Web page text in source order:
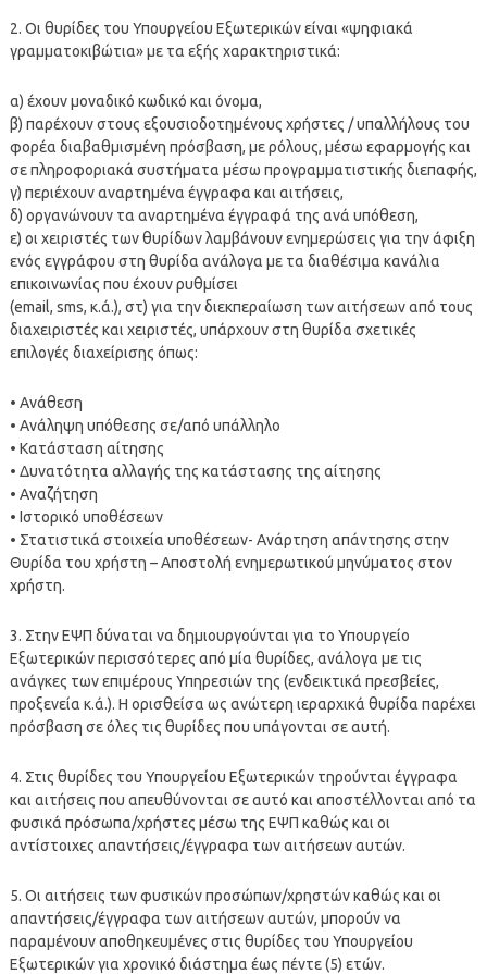
2. Οι θυρίδες του Υπουργείου Εξωτερικών είναι «ψηφιακά
γραμματοκιβώτια» με τα εξής χαρακτηριστικά:
α) έχουν μοναδικό κωδικό και όνομα,
β) παρέχουν στους εξουσιοδοτημένους χρήστες / υπαλλήλους του
φορέα διαβαθμισμένη πρόσβαση, με ρόλους, μέσω εφαρμογής και
σε πληροφοριακά συστήματα μέσω προγραμματιστικής διεπαφής,
γ) περιέχουν αναρτημένα έγγραφα και αιτήσεις,
δ) οργανώνουν τα αναρτημένα έγγραφά της ανά υπόθεση,
ε) οι χειριστές των θυρίδων λαμβάνουν ενημερώσεις για την άφιξη
ενός εγγράφου στη θυρίδα ανάλογα με τα διαθέσιμα κανάλια
επικοινωνίας που έχουν ρυθμίσει
(email, sms, κ.ά.), στ) για την διεκπεραίωση των αιτήσεων από τους
διαχειριστές και χειριστές, υπάρχουν στη θυρίδα σχετικές
επιλογές διαχείρισης όπως:
• Ανάθεση
• Ανάληψη υπόθεσης σε/από υπάλληλο
• Κατάσταση αίτησης
• Δυνατότητα αλλαγής της κατάστασης της αίτησης
• Αναζήτηση
• Ιστορικό υποθέσεων
• Στατιστικά στοιχεία υποθέσεων- Ανάρτηση απάντησης στην
Θυρίδα του χρήστη – Αποστολή ενημερωτικού μηνύματος στον
χρήστη.
3. Στην ΕΨΠ δύναται να δημιουργούνται για το Υπουργείο
Εξωτερικών περισσότερες από μία θυρίδες, ανάλογα με τις
ανάγκες των επιμέρους Υπηρεσιών της (ενδεικτικά πρεσβείες,
προξενεία κ.ά.). Η ορισθείσα ως ανώτερη ιεραρχικά θυρίδα παρέχει
πρόσβαση σε όλες τις θυρίδες που υπάγονται σε αυτή.
4. Στις θυρίδες του Υπουργείου Εξωτερικών τηρούνται έγγραφα
και αιτήσεις που απευθύνονται σε αυτό και αποστέλλονται από τα
φυσικά πρόσωπα/χρήστες μέσω της ΕΨΠ καθώς και οι
αντίστοιχες απαντήσεις/έγγραφα των αιτήσεων αυτών.
5. Οι αιτήσεις των φυσικών προσώπων/χρηστών καθώς και οι
απαντήσεις/έγγραφα των αιτήσεων αυτών, μπορούν να
παραμένουν αποθηκευμένες στις θυρίδες του Υπουργείου
Εξωτερικών για χρονικό διάστημα έως πέντε (5) ετών.